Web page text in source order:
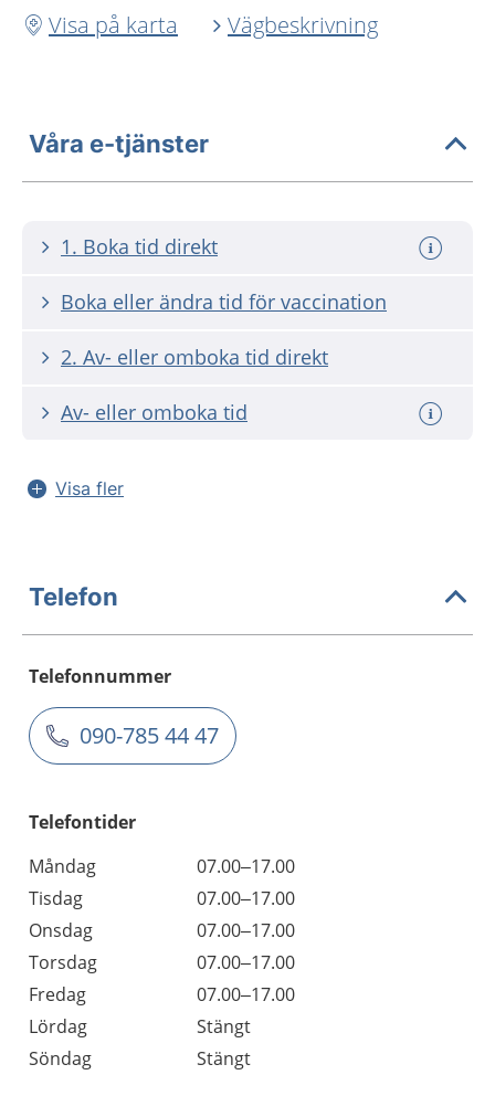
Visa på karta
Vägbeskrivning
Våra e-tjänster
1. Boka tid direkt
Boka eller ändra tid för vaccination
2. Av- eller omboka tid direkt
Av- eller omboka tid
Visa fler
Telefon
Telefonnummer
090-785 44 47
Telefontider
Måndag
07.00–17.00
Tisdag
07.00–17.00
Onsdag
07.00–17.00
Torsdag
07.00–17.00
Fredag
07.00–17.00
Lördag
Stängt
Söndag
Stängt